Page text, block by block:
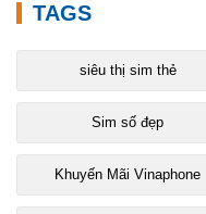
TAGS
siêu thị sim thẻ
Sim số đẹp
Khuyến Mãi Vinaphone